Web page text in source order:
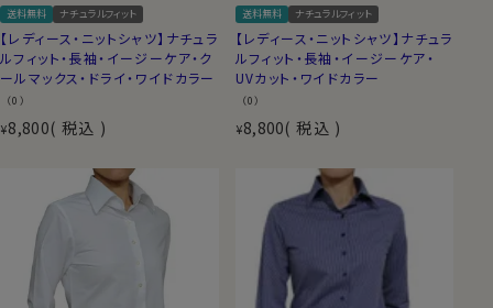
送料無料 ナチュラルフィット
【レディース・ニットシャツ】ナチュラ
ルフィット・長袖・イージーケア・ク
ールマックス・ドライ・ワイドカラー
（0）
¥8,800 税込
送料無料 ナチュラルフィット
【レディース・ニットシャツ】ナチュラ
ルフィット・長袖・イージーケア・
UVカット・ワイドカラー
（0）
¥8,800 税込